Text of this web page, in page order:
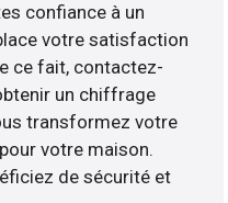
confiance à un
votre satisfaction
ce fait, contactez-
un chiffrage
transformez votre
votre maison.
de sécurité et